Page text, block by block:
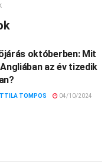
októberben: Mit
az év tizedik
TOMPOS
04/10/2024